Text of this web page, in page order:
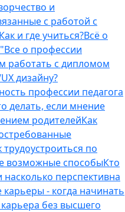
и
с работой с
и где учиться?Всё о
Все о профессии
работать с дипломом
дизайну?
профессии педагога
делать, если мнение
родителейКак
трудоустроиться по
возможные способыКто
перспективна
- когда начинать
без высшего